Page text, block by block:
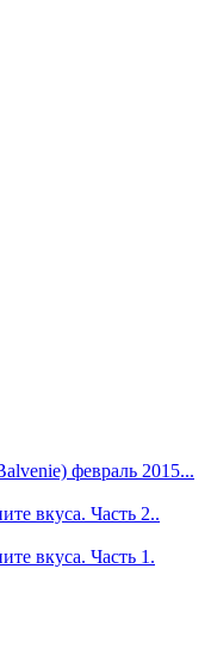
февраль 2015...
вкуса. Часть 2..
вкуса. Часть 1.